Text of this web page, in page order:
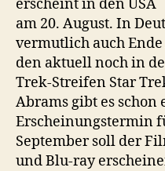
erscheint in den USA
am 20. August. In
vermutlich auch
den aktuell noch in
Trek-Streifen Star
Abrams gibt es schon
Erscheinungstermin
September soll der
und Blu-ray